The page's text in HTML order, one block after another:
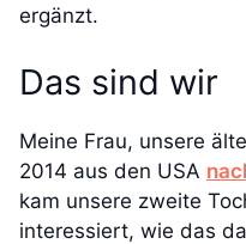
ergänzt.
Das sind wir
Meine Frau, unsere
2014 aus den USA
kam unsere zweite
interessiert, wie das